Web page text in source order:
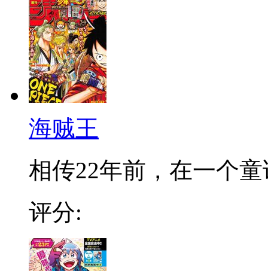
海贼王
相传22年前，在一个
评分: